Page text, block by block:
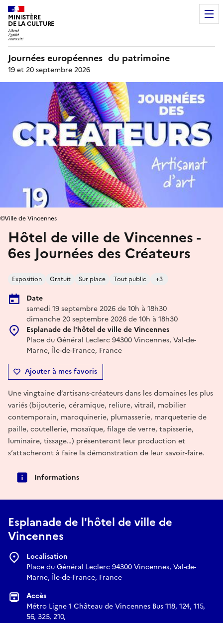
MINISTÈRE
DE LA CULTURE
Journées européennes du patrimoine
19 et 20 septembre 2026
Hôtel de ville de Vincennes -
6es Journées des Créateurs
Exposition Gratuit Sur place Tout public +3
Date
samedi 19 septembre 2026 de 10h à 18h30
dimanche 20 septembre 2026 de 10h à 18h30
Esplanade de l'hôtel de ville de Vincennes
Place du Général Leclerc 94300 Vincennes, Val-de-
Marne, Île-de-France, France
Ajouter à mes favoris
©Ville de Vincennes
Une vingtaine d’artisans-créateurs dans les domaines les plus
variés (bijouterie, céramique, reliure, vitrail, mobilier
contemporain, maroquinerie, plumasserie, marqueterie de
paille, coutellerie, mosaïque, filage de verre, tapisserie,
luminaire, tissage…) présenteront leur production et
s’attacheront à faire la démonstration de leur savoir-faire.
Informations
Esplanade de l'hôtel de ville de
Vincennes
Localisation
Place du Général Leclerc 94300 Vincennes, Val-de-
Marne, Île-de-France, France
Accès
Métro Ligne 1 Château de Vincennes Bus 118, 124, 115,
56, 325, 210,